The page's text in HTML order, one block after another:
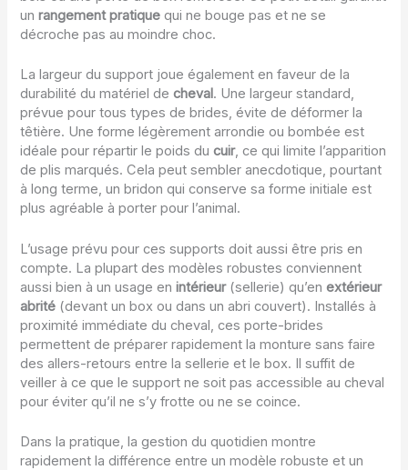
unrangement pratique qui ne bouge pas et ne se
décroche pas au moindre choc.
La largeur du support joue également en faveur de la
durabilité du matériel decheval. Une largeur standard,
prévue pour tous types de brides, évite de déformer la
têtière. Une forme légèrement arrondie ou bombée est
idéale pour répartir le poids ducuir, ce qui limite l’apparition
de plis marqués. Cela peut sembler anecdotique, pourtant
à long terme, un bridon qui conserve sa forme initiale est
plus agréable à porter pour l’animal.
L’usage prévu pour ces supports doit aussi être pris en
compte. La plupart des modèles robustes conviennent
aussi bien à un usage enintérieur(sellerie) qu’enextérieur
abrité (devant un box ou dans un abri couvert). Installés à
proximité immédiate du cheval, ces porte-brides
permettent de préparer rapidement la monture sans faire
des allers-retours entre la sellerie et le box. Il suffit de
veiller à ce que le support ne soit pas accessible au cheval
pour éviter qu’il ne s’y frotte ou ne se coince.
Dans la pratique, la gestion du quotidien montre
rapidement la différence entre un modèle robuste et un